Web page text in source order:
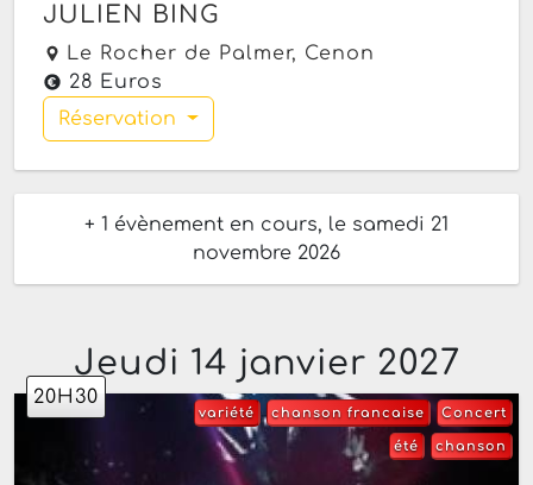
JULIEN BING
Le Rocher de Palmer, Cenon
28 Euros
Réservation
+ 1 évènement en cours, le samedi 21
novembre 2026
Jeudi 14 janvier 2027
20H30
Concert
chanson francaise
variété
chanson
été